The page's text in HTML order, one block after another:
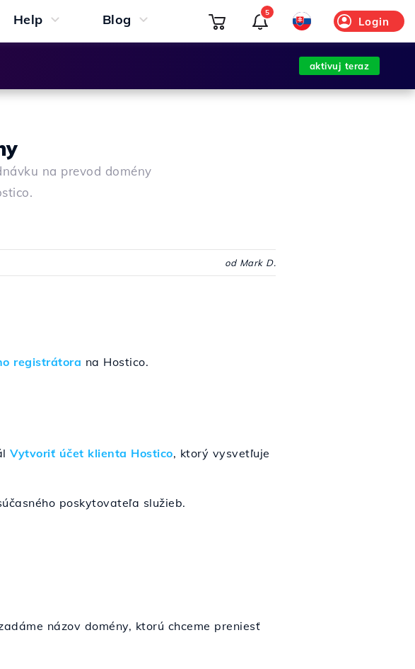
Help Blog Login
5
aktivuj teraz
na prevod domény
od Mark D.
registrátora na Hostico.
Vytvoriť účet klienta Hostico, ktorý vysvetľuje
poskytovateľa služieb.
názov domény, ktorú chceme preniesť